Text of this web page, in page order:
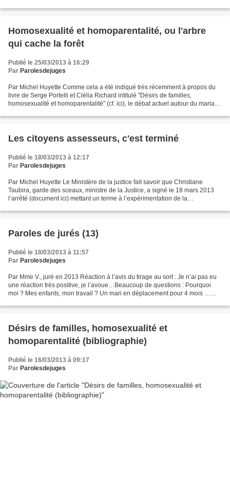
Homosexualité et homoparentalité, ou l'arbre
qui cache la forêt
Publié le 25/03/2013 à 16:29
Par Parolesdejuges
Par Michel Huyette Comme cela a été indiqué très récemment à propos du
livre de Serge Portelli et Clélia Richard intitulé "Désirs de familles,
homosexualité et homoparentalité" (cf. ici), le débat actuel autour du mariage
Les citoyens assesseurs, c'est terminé
Publié le 18/03/2013 à 12:17
Par Parolesdejuges
Par Michel Huyette Le Ministère de la justice fait savoir que Christiane
Taubira, garde des sceaux, ministre de la Justice, a signé le 18 mars 2013
l’arrêté (document ici) mettant un terme à l’expérimentation de la
Paroles de jurés (13)
Publié le 18/03/2013 à 11:57
Par Parolesdejuges
Par Mme V., juré en 2013 Réaction à l’avis du tirage au sort : Je n’ai pas eu
une réaction très positive, je l’avoue…Beaucoup de questions : Pourquoi
moi ? Mes enfants, mon travail ? Un mari en déplacement pour 4 mois …
Désirs de familles, homosexualité et
homoparentalité (bibliographie)
Publié le 16/03/2013 à 09:17
Par Parolesdejuges